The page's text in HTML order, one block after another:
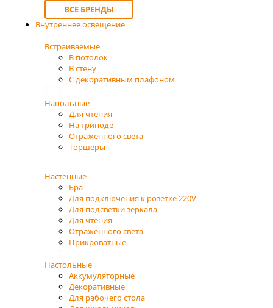
ВСЕ БРЕНДЫ
Внутреннее освещение
Встраиваемые
В потолок
В стену
С декоративным плафоном
Напольные
Для чтения
На триподе
Отраженного света
Торшеры
Настенные
Бра
Для подключения к розетке 220V
Для подсветки зеркала
Для чтения
Отраженного света
Прикроватные
Настольные
Аккумуляторные
Декоративные
Для рабочего стола